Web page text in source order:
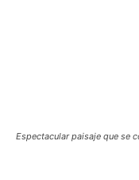
Espectacular paisaje que se